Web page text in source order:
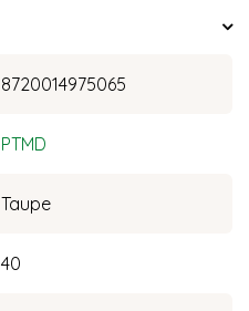
8720014975065
PTMD
Taupe
40